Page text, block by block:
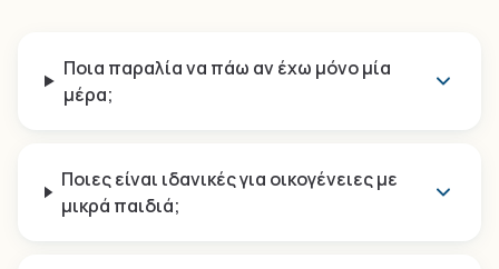
Ποια παραλία να πάω αν έχω μόνο μία
μέρα;
Ποιες είναι ιδανικές για οικογένειες με
μικρά παιδιά;